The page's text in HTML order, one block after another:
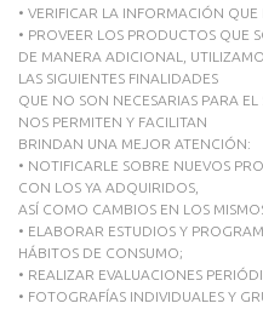
• VERIFICAR LA INFORMACIÓN
• PROVEER LOS PRODUCTOS QUE
DE MANERA ADICIONAL,
LAS SIGUIENTES FINALIDADES
QUE NO SON NECESARIAS PARA
NOS PERMITEN Y FACILITAN
BRINDAN UNA MEJOR ATENCIÓN:
• NOTIFICARLE SOBRE NUEVOS
CON LOS YA ADQUIRIDOS,
ASÍ COMO CAMBIOS EN LOS
• ELABORAR ESTUDIOS Y
HÁBITOS DE CONSUMO;
• REALIZAR EVALUACIONES
• FOTOGRAFÍAS INDIVIDUALES Y